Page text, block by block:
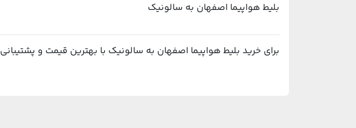
بلیط هواپیما اصفهان به سالونیک
برای خرید بلیط هواپیما اصفهان به سالونیک با بهترین قیمت و پشتیبانی ۲۴ ساعته، می‌توانید از طریق سایت طاهاگشت اقدام نمایید.